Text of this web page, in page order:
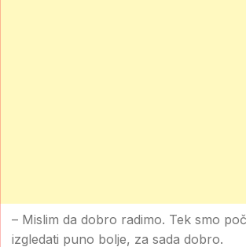
– Mislim da dobro radimo. Tek smo
izgledati puno bolje, za sada dobro.